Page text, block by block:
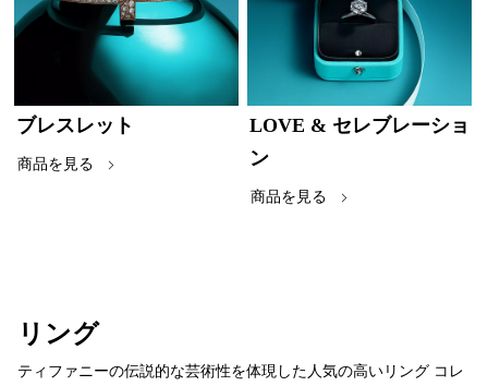
ブレスレット
商品を見る
LOVE & セレブレーショ
ン
商品を見る
リング
ティファニーの伝説的な芸術性を体現した人気の高いリング コレ